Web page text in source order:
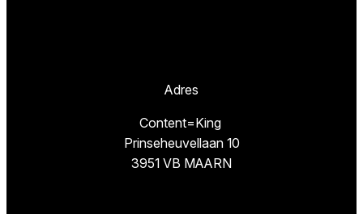
Adres
Content=King
Prinseheuvellaan 10
3951 VB MAARN